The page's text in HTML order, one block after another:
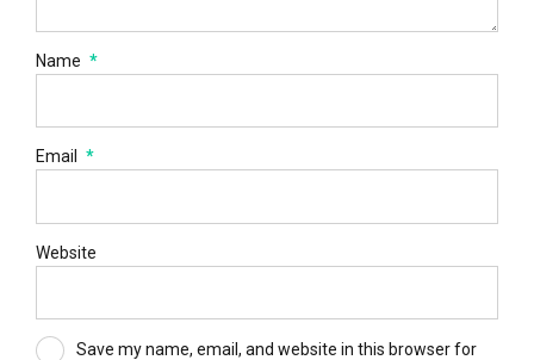
Name *
Email *
Website
Save my name, email, and website in this browser for